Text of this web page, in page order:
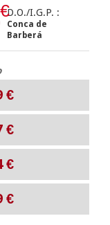
D.O./I.G.P. :
Conca de
Barberá
€
€
€
€